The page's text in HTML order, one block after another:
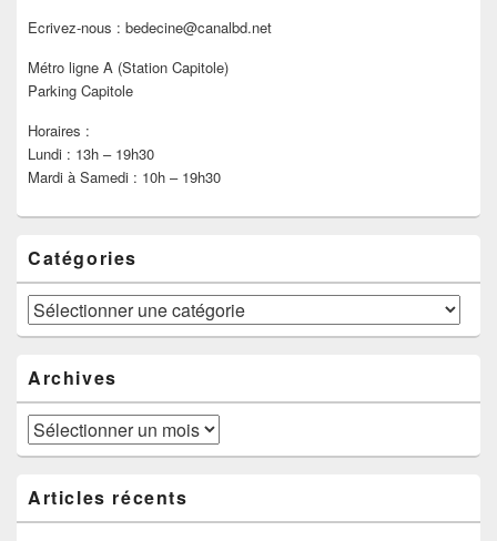
Ecrivez-nous : bedecine@canalbd.net
Métro ligne A (Station Capitole)
Parking Capitole
Horaires :
Lundi : 13h – 19h30
Mardi à Samedi : 10h – 19h30
Catégories
Catégories
Archives
Archives
Articles récents